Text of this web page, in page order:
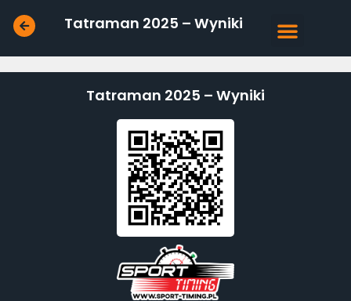
Tatraman 2025 – Wyniki
Tatraman 2025 – Wyniki